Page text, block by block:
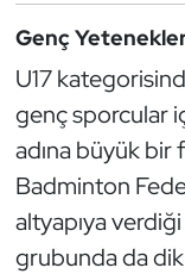
Genç
U17
genç sporcular
adına büyük bir
Badminton
altyapıya
grubunda da
Judo ve
Kano ve
Karate
Kayak